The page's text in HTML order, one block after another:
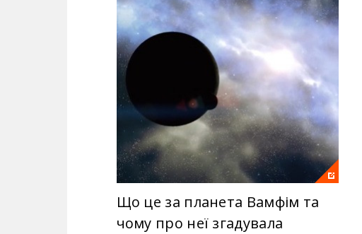
Що це за планета Вамфім та
чому про неї згадувала